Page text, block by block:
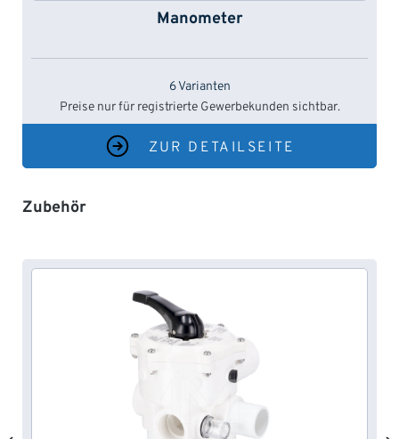
Manometer
6 Varianten
Preise nur für registrierte Gewerbekunden sichtbar.
ZUR DETAILSEITE
Produktgalerie überspringen
Zubehör